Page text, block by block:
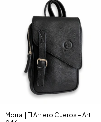
Morral | El Arriero Cueros – Art.